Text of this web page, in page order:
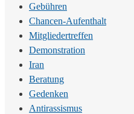
Gebühren
Chancen-Aufenthalt
Mitgliedertreffen
Demonstration
Iran
Beratung
Gedenken
Antirassismus